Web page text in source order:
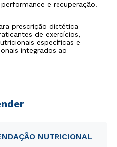
e recuperação.
prescrição dietética
de exercícios,
específicas e
integrados ao
NUTRICIONAL